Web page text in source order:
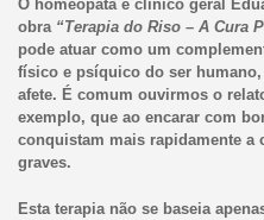
O homeopata e clínico geral
obra “Terapia do Riso – A Cura
pode atuar como um
físico e psíquico do ser
afete. É comum ouvirmos o
exemplo, que ao encarar com
conquistam mais rapidamente a
graves.
Esta terapia não se baseia